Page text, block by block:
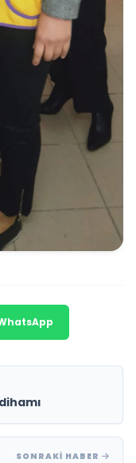
SONRAKI HABER